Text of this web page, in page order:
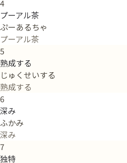
4
プーアル茶
ぷーあるちゃ
プーアル茶
5
熟成する
じゅくせいする
熟成する
6
深み
ふかみ
深み
7
独特